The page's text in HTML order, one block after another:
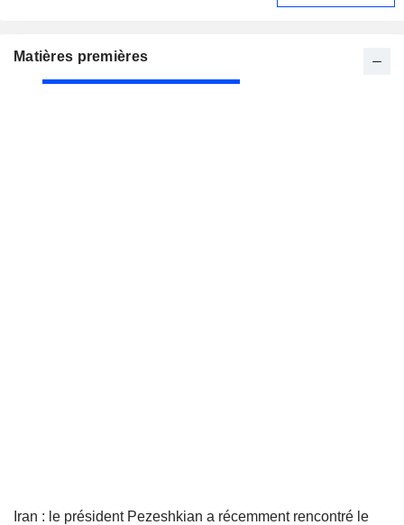
Matières premières
Iran : le président Pezeshkian a récemment rencontré le